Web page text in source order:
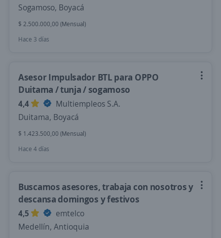
Sogamoso, Boyacá
$ 2.500.000,00 (Mensual)
Hace 3 días
Asesor Impulsador BTL para OPPO
Duitama / tunja / sogamoso
4,4
Multiempleos S.A.
Duitama, Boyacá
$ 1.423.500,00 (Mensual)
Hace 4 días
Buscamos asesores, trabaja con nosotros y
descansa domingos y festivos
4,5
emtelco
Medellín, Antioquia